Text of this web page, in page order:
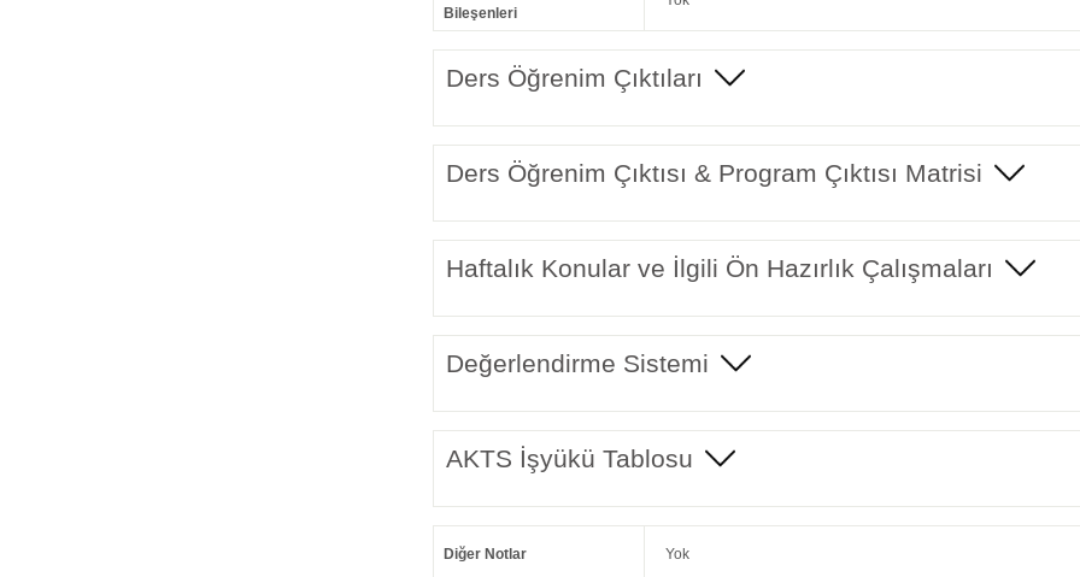
Bileşenleri
Ders Öğrenim Çıktıları
Ders Öğrenim Çıktısı & Program Çıktısı Matrisi
Haftalık Konular ve İlgili Ön Hazırlık Çalışmaları
Değerlendirme Sistemi
AKTS İşyükü Tablosu
Diğer Notlar Yok